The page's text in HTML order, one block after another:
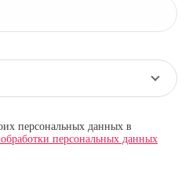
персональных данных в
персональных данных